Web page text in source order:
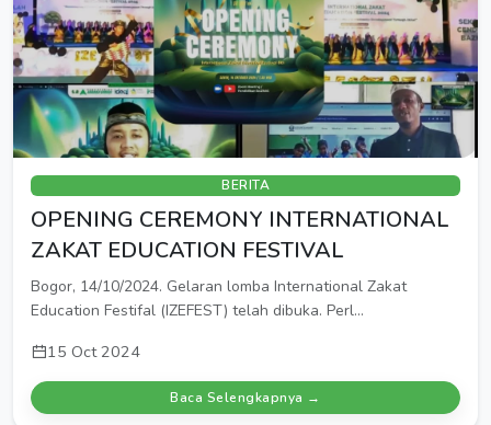
BERITA
OPENING CEREMONY INTERNATIONAL
ZAKAT EDUCATION FESTIVAL
Bogor, 14/10/2024. Gelaran lomba International Zakat
Education Festifal (IZEFEST) telah dibuka. Perl...
15 Oct 2024
Baca Selengkapnya →